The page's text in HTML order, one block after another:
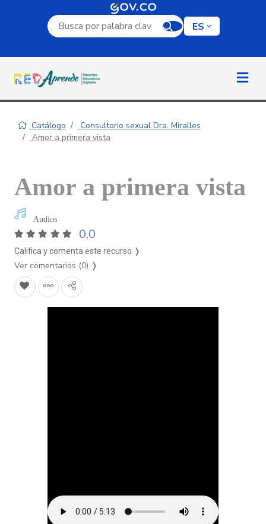
Campo de búsqueda por palabra clave
ES
Catálogo
Consultorio sexual Dra. Miralles
Amor a primera vista
Amor a primera vista
Audios
0,0
Califica y comenta este recurso ❭
Ver comentarios (0) ❭